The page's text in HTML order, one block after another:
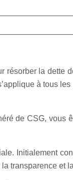
la
à tous
de CSG,
Initialement
transparence et